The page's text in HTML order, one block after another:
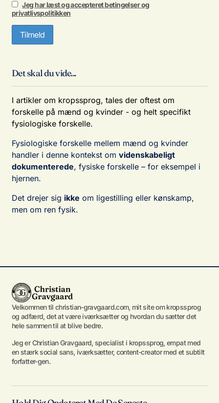
Jeg har læst og accepteret betingelser og
privatlivspolitikken
Det skal du vide...
I artikler om kropssprog, tales der oftest om
forskelle på mænd og kvinder - og helt specifikt
fysiologiske forskelle.
Fysiologiske forskelle mellem mænd og kvinder
handler i denne kontekst om videnskabeligt
dokumenterede, fysiske forskelle – for eksempel i
hjernen.
Det drejer sig ikke om ligestilling eller kønskamp,
men om ren fysik.
Velkommen til christian-gravgaard.com, mit site om kropssprog
og adfærd, det at være iværksætter og hvordan du sætter det
hele sammen til at blive bedre.
Jeg er Christian Gravgaard, specialist i kropssprog, empat med
en stærk social sans, iværksætter, content-creator med et subtilt
forfatter-gen.